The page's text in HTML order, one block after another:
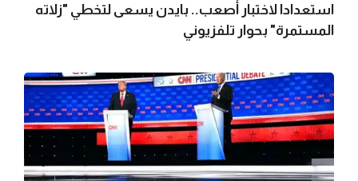
استعدادا لاختبار أصعب.. بايدن يسعى لتخطي "زلاته
المستمرة" بحوار تلفزيوني